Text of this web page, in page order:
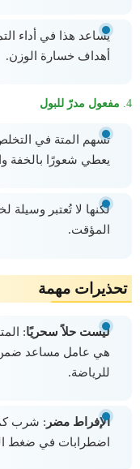
يساعد هذا في أداء
أهداف خسارة الوزن.
4. مفعول مدرّ للبول
تسهم المتة في
يعطي شعورًا بالخفة
لكنها لا تُعتبر وسيلة
المؤقت.
تحذيرات مهمة
ليست حلاً سحريًا:
هي عامل مساعد ضمن
للرياضة.
الإفراط مضر : شرب
اضطرابات في ضغط